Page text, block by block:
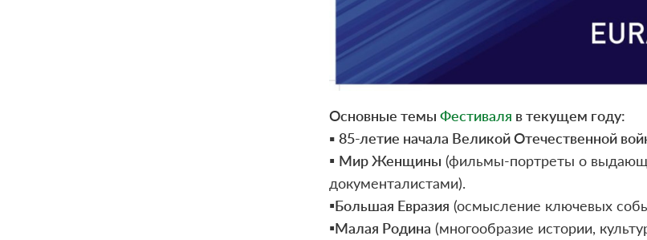
Основные темы Фестиваля в текущем году:
▪️ 85-летие начала Великой Отечественной
▪️ Мир Женщины (фильмы-портреты о
документалистами).
▪️Большая Евразия (осмысление ключевых
▪️Малая Родина (многообразие истории,